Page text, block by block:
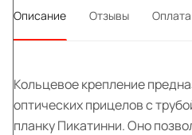
Описание Отзывы Оплата
Кольцевое крепление
оптических прицелов с
планку Пикатинни. Оно